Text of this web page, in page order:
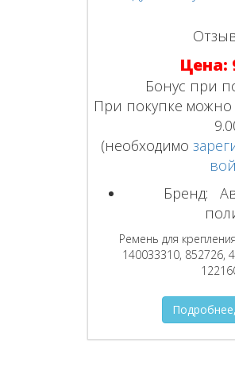
Цена:
Бонус при
При покупке можно
(необходимо
Бренд:
Ремень для
140033310, 852726,